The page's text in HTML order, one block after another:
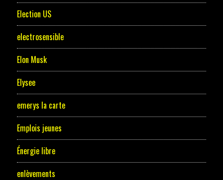
Election US
electrosensible
Elon Musk
Elysee
emerys la carte
Emplois jeunes
Énergie libre
enlèvements